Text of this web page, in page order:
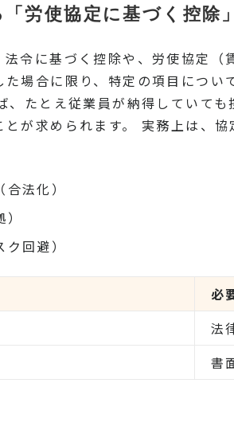
労使協定に基づく控除
令に基づく控除や、労使協定
場合に限り、特定の項目につ
、たとえ従業員が納得していて
が求められます。 実務上は、
法化）
回避）
必
法
書